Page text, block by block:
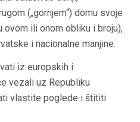
(„gornjem“) domu svoje
ovom ili onom obliku i broju),
i nacionalne manjine.
iz europskih i
vezali uz Republiku
vlastite poglede i štititi